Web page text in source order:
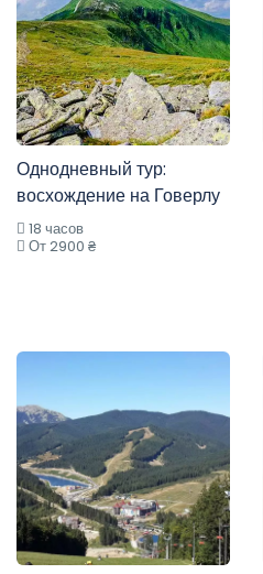
Однодневный тур:
восхождение на Говерлу
18 часов
От 2900 ₴